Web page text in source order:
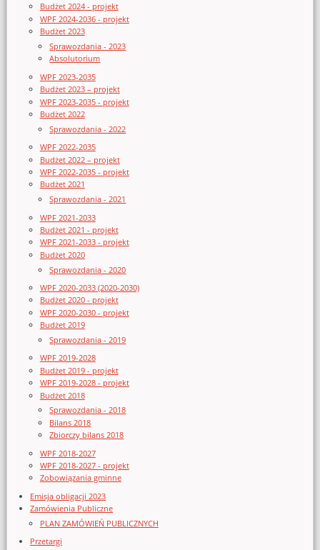
Budżet 2024 - projekt
WPF 2024-2036 - projekt
Budżet 2023
Sprawozdania - 2023
Absolutorium
WPF 2023-2035
Budżet 2023 – projekt
WPF 2023-2035 - projekt
Budżet 2022
Sprawozdania - 2022
WPF 2022-2035
Budżet 2022 – projekt
WPF 2022-2035 - projekt
Budżet 2021
Sprawozdania - 2021
WPF 2021-2033
Budżet 2021 - projekt
WPF 2021-2033 - projekt
Budżet 2020
Sprawozdania - 2020
WPF 2020-2033 (2020-2030)
Budżet 2020 - projekt
WPF 2020-2030 - projekt
Budżet 2019
Sprawozdania - 2019
WPF 2019-2028
Budżet 2019 - projekt
WPF 2019-2028 - projekt
Budżet 2018
Sprawozdania - 2018
Bilans 2018
Zbiorczy bilans 2018
WPF 2018-2027
WPF 2018-2027 - projekt
Zobowiązania gminne
Emisja obligacji 2023
Zamówienia Publiczne
PLAN ZAMÓWIEŃ PUBLICZNYCH
Przetargi